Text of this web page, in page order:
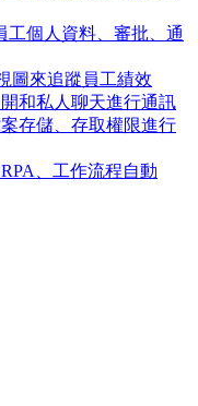
工個人資料、審批、通
圖來追蹤員工績效
和私人聊天進行通訊
存儲、存取權限進行
、工作流程自動